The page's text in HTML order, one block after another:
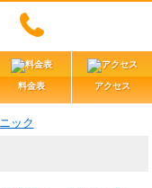
料金表 アクセス